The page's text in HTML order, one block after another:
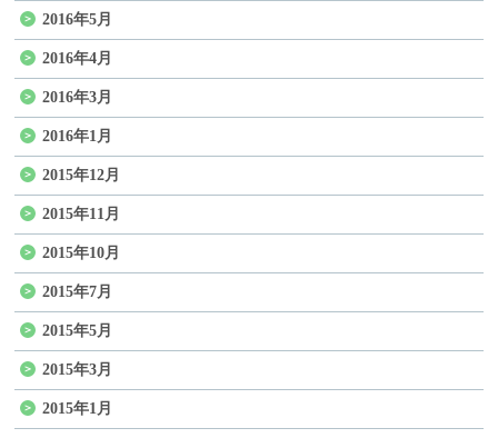
2016年5月
2016年4月
2016年3月
2016年1月
2015年12月
2015年11月
2015年10月
2015年7月
2015年5月
2015年3月
2015年1月